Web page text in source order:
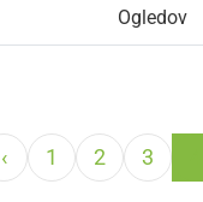
Ogledov
‹ 1 2 3